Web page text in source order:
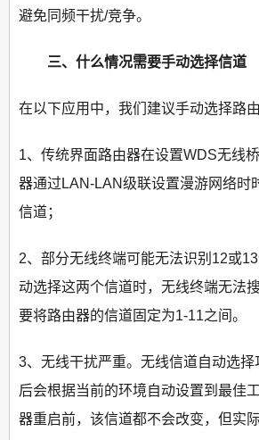
避免同频干扰/竞争。
三、什么情况需要手动选择信道
在以下应用中，我们建议手动选择路由
1、传统界面路由器在设置WDS无线
器通过LAN-LAN级联设置漫游网络时
信道；
2、部分无线终端可能无法识别12或
动选择这两个信道时，无线终端无法
要将路由器的信道固定为1-11之间。
3、无线干扰严重。无线信道自动选
后会根据当前的环境自动设置到最佳
器重启前，该信道都不会改变，但实